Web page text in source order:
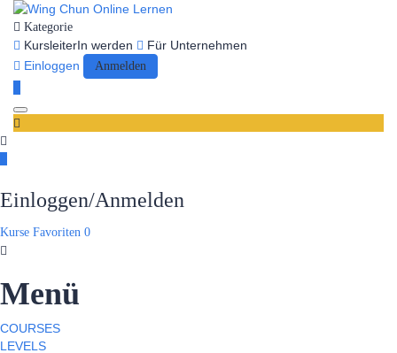
Kategorie
KursleiterIn werden
Für Unternehmen
Einloggen
Anmelden
Toggle
navigation
Einloggen/Anmelden
Kurse Favoriten 0
Menü
COURSES
LEVELS